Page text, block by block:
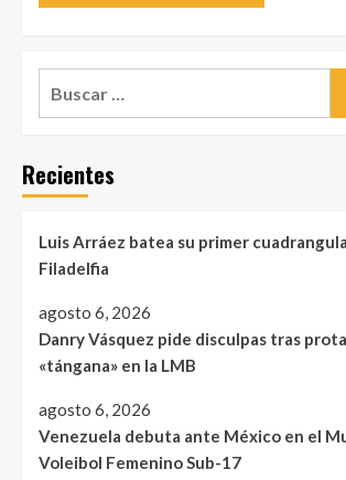
Recientes
Luis Arráez batea su primer
Filadelfia
agosto 6, 2026
Danry Vásquez pide disculpas tras
«tángana» en la LMB
agosto 6, 2026
Venezuela debuta ante México en el
Voleibol Femenino Sub-17